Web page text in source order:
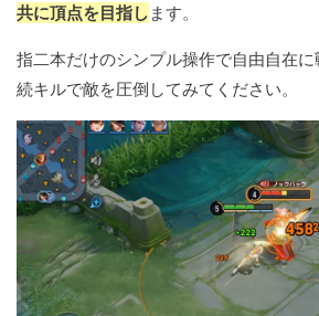
共に頂点を目指し ます。
指二本だけのシンプル操作で自由自在
続キルで敵を圧倒してみてください。